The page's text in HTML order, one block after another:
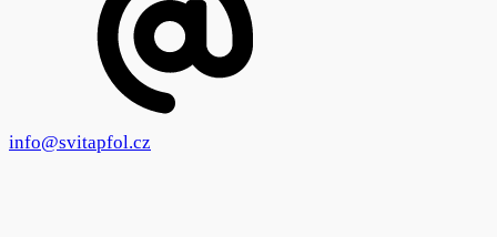
info@svitapfol.cz